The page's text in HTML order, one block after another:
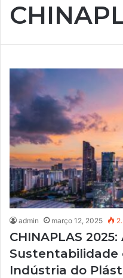
admin março 12, 2025
CHINAPLAS
Sustentabilidade
Indústria do